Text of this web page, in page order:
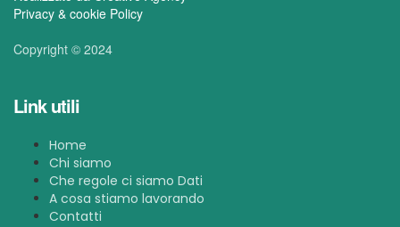
Privacy & cookie Policy
Copyright © 2024
Link utili
Home
Chi siamo
Che regole ci siamo Dati
A cosa stiamo lavorando
Contatti